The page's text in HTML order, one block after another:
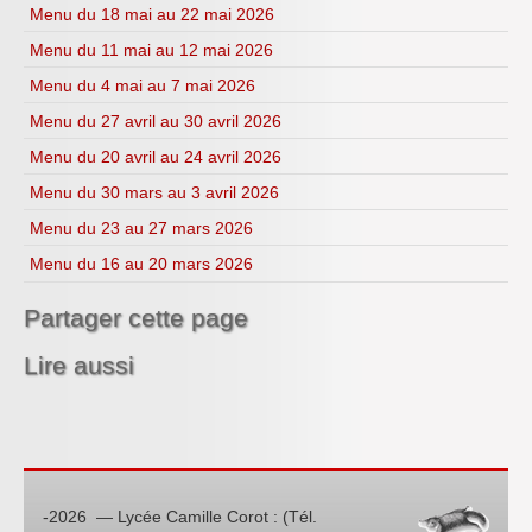
Menu du 18 mai au 22 mai 2026
Menu du 11 mai au 12 mai 2026
Menu du 4 mai au 7 mai 2026
Menu du 27 avril au 30 avril 2026
Menu du 20 avril au 24 avril 2026
Menu du 30 mars au 3 avril 2026
Menu du 23 au 27 mars 2026
Menu du 16 au 20 mars 2026
Partager cette page
Lire aussi
-2026 — Lycée Camille Corot : (Tél.